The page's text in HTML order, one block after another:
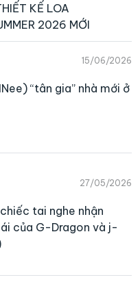
KẾ LOA
2026 MỚI
15/06/2026
“tân gia” nhà mới ở
27/05/2026
tai nghe nhận
của G-Dragon và j-